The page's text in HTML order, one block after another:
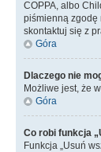
COPPA, albo
piśmienną zgodę
skontaktuj się z
Góra
Dlaczego nie
Możliwe jest, że
Góra
Co robi funkcja
Funkcja „Usuń